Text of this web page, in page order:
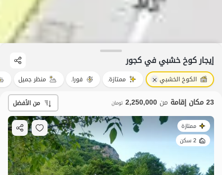
إيجار كوخ خشبي في کجور
الكوخ الخشبي ممتازة. فورا. منظر جميل
23 مكان إقامة من 2,250,000 تومان من الأفضل
ممتازة
2 سكن